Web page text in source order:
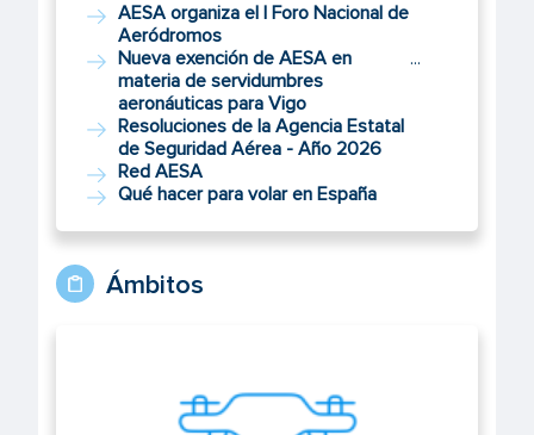
AESA organiza el I Foro Nacional de
Aeródromos
Nueva exención de AESA en
materia de servidumbres
aeronáuticas para Vigo
...
Resoluciones de la Agencia Estatal
de Seguridad Aérea - Año 2026
Red AESA
Qué hacer para volar en España
Ámbitos